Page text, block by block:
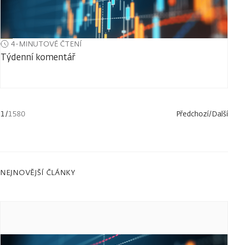
4-MINUTOVÉ ČTENÍ
Týdenní komentář
1/1580 Předchozí/Další
NEJNOVĚJŠÍ ČLÁNKY